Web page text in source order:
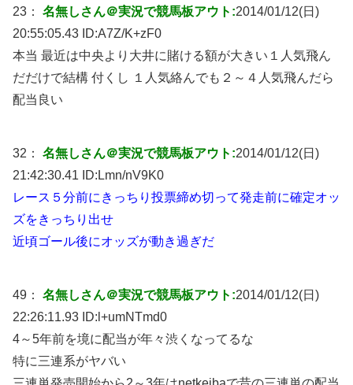
23： 名無しさん＠実況で競馬板アウト:2014/01/12(日)
20:55:05.43 ID:A7Z/K+zF0
本当 最近は中央より大井に賭ける額が大きい１人気飛ん
だだけで結構 付くし １人気絡んでも２～４人気飛んだら
配当良い
32： 名無しさん＠実況で競馬板アウト:2014/01/12(日)
21:42:30.41 ID: Lmn/nV9K0
レース５分前にきっちり投票締め切って発走前に確定オッ
ズをきっちり出せ
近頃ゴール後にオッズが動き過ぎだ
49： 名無しさん＠実況で競馬板アウト:2014/01/12(日)
22:26:11.93 ID: l+umNTmd0
4～5年前を境に配当が年々渋くなってるな
特に三連系がヤバい